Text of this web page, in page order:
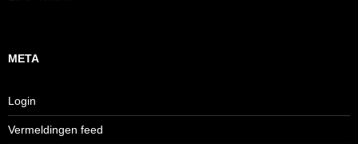
META
Login
Vermeldingen feed